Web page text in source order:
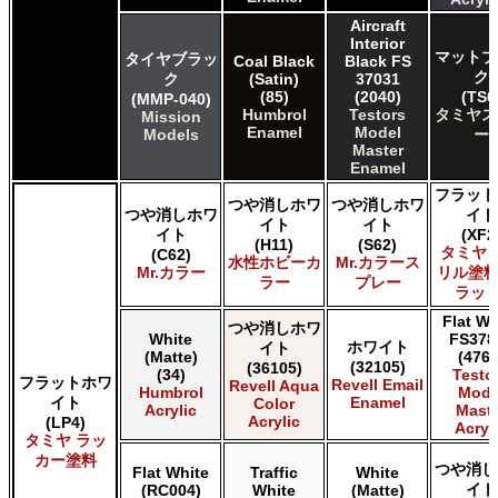
タミヤ タミヤ ラッカー塗料
タミヤ タミヤスプレー
ＧＳＩクレオス Mr.カラー
ＧＳＩクレオス Mr.カラー GX
ＧＳＩクレオス Mr.カラー 色ノ源
ＧＳＩクレオス Mr.カラー スーパーメタリック
ＧＳＩクレオス Mr.カラー スーパーメタリック 2
ＧＳＩクレオス Mr.カラースプレー
ＧＳＩクレオス Mr.クリアカラーGX
ＧＳＩクレオス Mr.クリスタルカラー
ＧＳＩクレオス Mr.サーフェイサー/プライマー
ＧＳＩクレオス Mr.トップコート
ＧＳＩクレオス Mr.メタリックカラーGX
ＧＳＩクレオス Mr.メタルカラー
ＧＳＩクレオス アクリジョン
ＧＳＩクレオス ガンダムカラー
ＧＳＩクレオス ガンダムカラースプレー
ＧＳＩクレオス ガンダムマーカー
ＧＳＩクレオス 水性ホビーカラー
タイヤブラッ
ク
(MMP-040)
Mission
Models
Coal Black
(Satin)
(85)
Humbrol
Enamel
Aircraft
Interior
Black FS
37031
(2040)
Testors
Model
Master
Enamel
マット
ク
タミヤ
ー
フラットホワ
イト
(LP4)
タミヤ ラッ
カー塗料
つや消しホワ
イト
(C62)
Mr.カラー
つや消しホワ
イト
(H11)
水性ホビーカ
ラー
つや消しホワ
イト
(S62)
Mr.カラース
プレー
フラッ
イト
タミヤ
リル塗
ラッ
White
(Matte)
(34)
Humbrol
Acrylic
つや消しホワ
イト
(36105)
Revell Aqua
Color
Acrylic
ホワイト
(32105)
Revell Email
Enamel
Flat
Flat White
(RC004)
Traffic
White
White
(Matte)
つや消
イト